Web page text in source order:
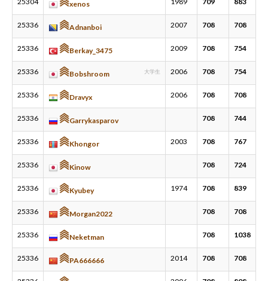
xenos
25336 Adnanboi 2007 708 708
25336 Berkay_3475 2009 708 754
25336 Bobshroom 大学生 2006 708 754
25336 Dravyx 2006 708 708
25336 Garrykasparov 708 744
25336 Khongor 2003 708 767
25336 Kinow 708 724
25336 Kyubey 1974 708 839
25336 Morgan2022 708 708
25336 Neketman 708 1038
25336 PA666666 2014 708 708